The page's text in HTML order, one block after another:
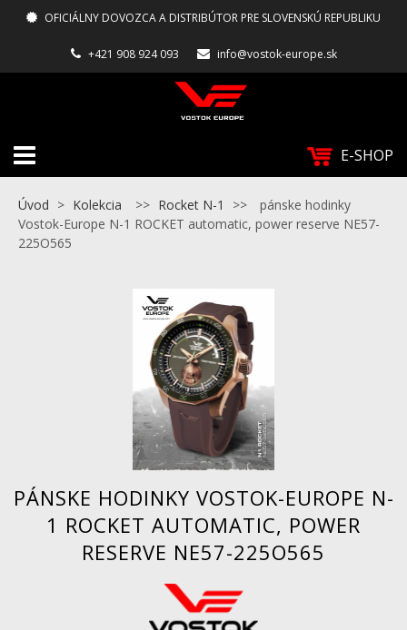
OFICIÁLNY DOVOZCA A DISTRIBÚTOR PRE SLOVENSKÚ REPUBLIKU
+421 908 924 093 info@vostok-europe.sk
E-SHOP
Úvod > Kolekcia >> Rocket N-1 >>
pánske hodinky
Vostok-Europe N-1 ROCKET automatic, power reserve NE57-
225O565
PÁNSKE HODINKY VOSTOK-EUROPE N-
1 ROCKET AUTOMATIC, POWER
RESERVE NE57-225O565